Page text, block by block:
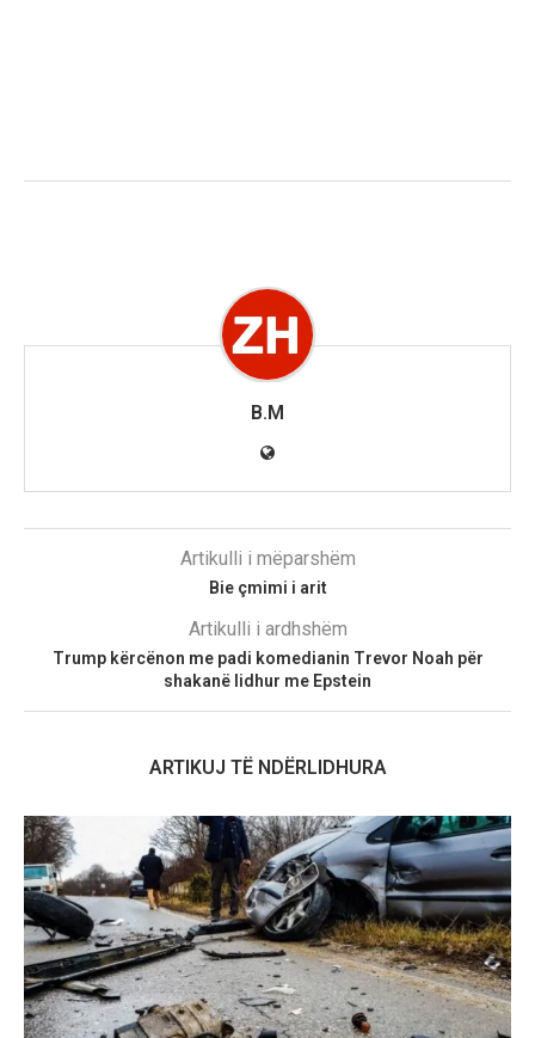
B.M
Artikulli i mëparshëm
Bie çmimi i arit
Artikulli i ardhshëm
Trump kërcënon me padi komedianin Trevor Noah për
shakanë lidhur me Epstein
ARTIKUJ TË NDËRLIDHURA